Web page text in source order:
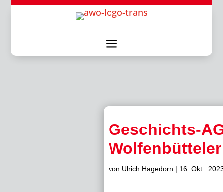
a
Geschichts-
von Ulrich Hagedorn | 16. Okt..